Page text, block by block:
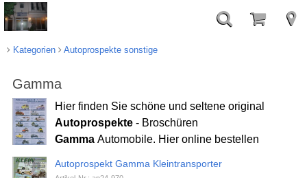
Kategorien Autoprospekte sonstige
Gamma
Hier finden Sie schöne und seltene original
Autoprospekte- Broschüren
Gamma Automobile. Hier online bestellen
Autoprospekt Gamma Kleintransporter